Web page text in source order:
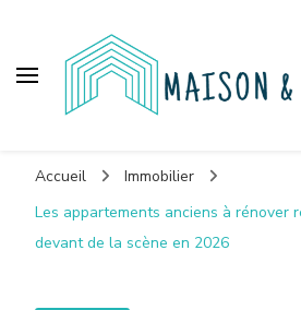
Accueil
Immobilier
Les appartements anciens à rénover
devant de la scène en 2026